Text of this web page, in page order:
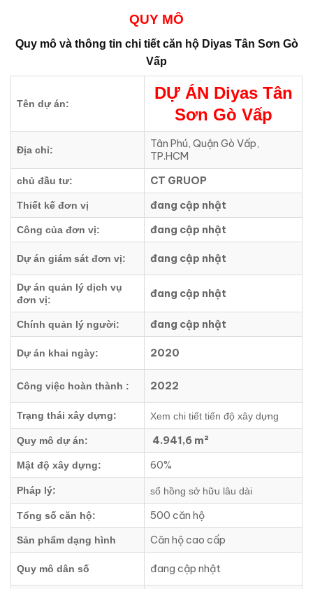
QUY MÔ
Quy mô và thông tin chi tiết căn hộDiyas Tân Sơn Gò
Vấp
Tên dự án:
DỰ ÁN Diyas Tân
Sơn Gò Vấp
Địa chỉ:
Tân Phú, Quận Gò Vấp,
TP.HCM
chủ đầu tư: CT GRUOP
Thiết kế đơn vị đang cập nhật
Công của đơn vị: đang cập nhật
Dự án giám sát đơn vị: đang cập nhật
Dự án quản lý dịch vụ
đơn vị:
đang cập nhật
Chính quản lý người: đang cập nhật
Dự án khai ngày: 2020
Công việc hoàn thành : 2022
Trạng thái xây dựng: Xem chi tiết tiến độ xây dựng
Quy mô dự án: 4.941,6 m²
Mật độ xây dựng: 60%
Pháp lý: sổ hồng sở hữu lâu dài
Tổng số căn hộ: 500 căn hộ
Sản phẩm dạng hình Căn hộ cao cấp
Quy mô dân số đang cập nhật